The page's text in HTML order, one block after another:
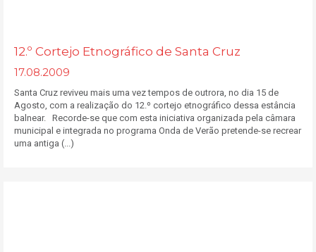
12.º Cortejo Etnográfico de Santa Cruz
17.08.2009
Santa Cruz reviveu mais uma vez tempos de outrora, no dia 15 de
Agosto, com a realização do 12.º cortejo etnográfico dessa estância
balnear. Recorde-se que com esta iniciativa organizada pela câmara
municipal e integrada no programa Onda de Verão pretende-se recrear
uma antiga (...)